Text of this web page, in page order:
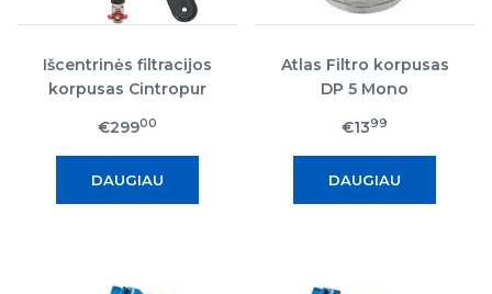
Išcentrinės filtracijos
korpusas Cintropur
€29900
DAUGIAU
Atlas Filtro korpusas
DP 5 Mono
€1399
DAUGIAU